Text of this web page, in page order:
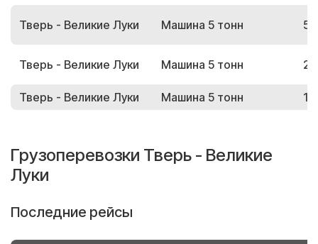
Тверь - Великие Луки Машина 5 тонн
Тверь - Великие Луки Машина 5 тонн
Тверь - Великие Луки Машина 5 тонн
Грузоперевозки Тверь - Великие
Луки
Последние рейсы